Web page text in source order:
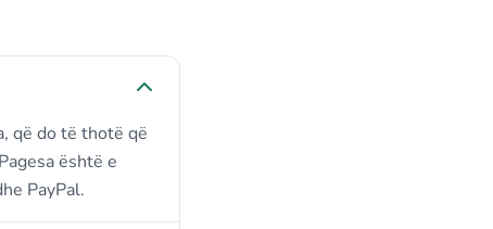
që do të thotë që
është e
PayPal.